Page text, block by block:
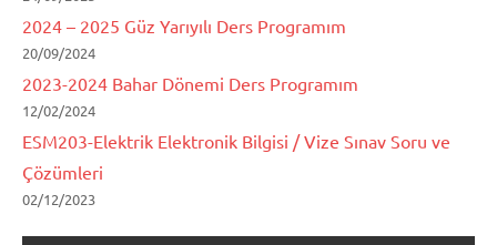
2024 – 2025 Güz Yarıyılı Ders Programım
20/09/2024
2023-2024 Bahar Dönemi Ders Programım
12/02/2024
ESM203-Elektrik Elektronik Bilgisi / Vize Sınav Soru ve
Çözümleri
02/12/2023